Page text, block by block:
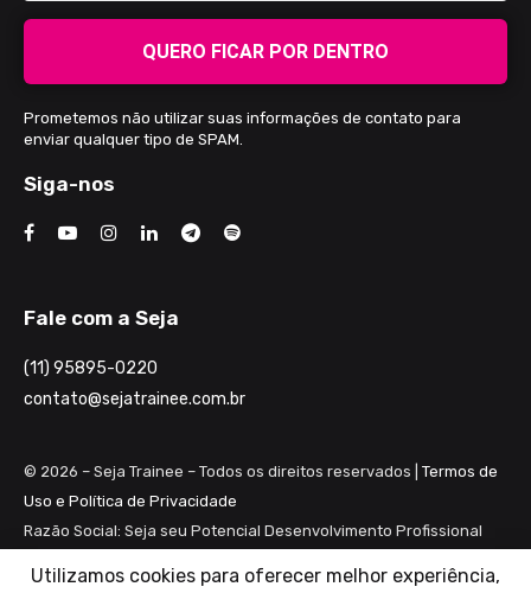
QUERO FICAR POR DENTRO
Prometemos não utilizar suas informações de contato para
enviar qualquer tipo de SPAM.
Siga-nos
Fale com a Seja
(11) 95895-0220
contato@sejatrainee.com.br
© 2026 – Seja Trainee – Todos os direitos reservados | Termos de
Uso e Política de Privacidade
Razão Social: Seja seu Potencial Desenvolvimento Profissional
Utilizamos cookies para oferecer melhor experiência,